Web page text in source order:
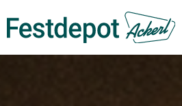
Zum Hauptinhalt springen